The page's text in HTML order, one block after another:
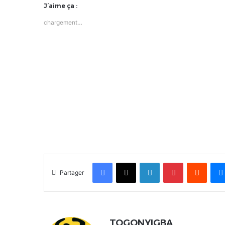
J’aime ça :
chargement…
Partager
FacebookX Linkedin PinterestReddit
TOGONYIGBA